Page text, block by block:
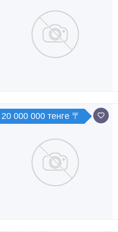
20 000 000 тенге 〒